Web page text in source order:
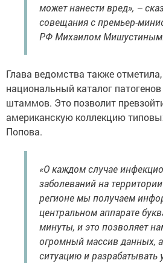
может нанести вред», –
совещания с премьер-
РФ Михаилом
Глава ведомства также
национальный каталог
штаммов. Это позволит
американскую коллекцию
Попова.
«О каждом случае
заболеваний на
регионе мы получаем
центральном аппарате
минуты, и это позволяет
огромный массив данных,
ситуацию и разрабатывать